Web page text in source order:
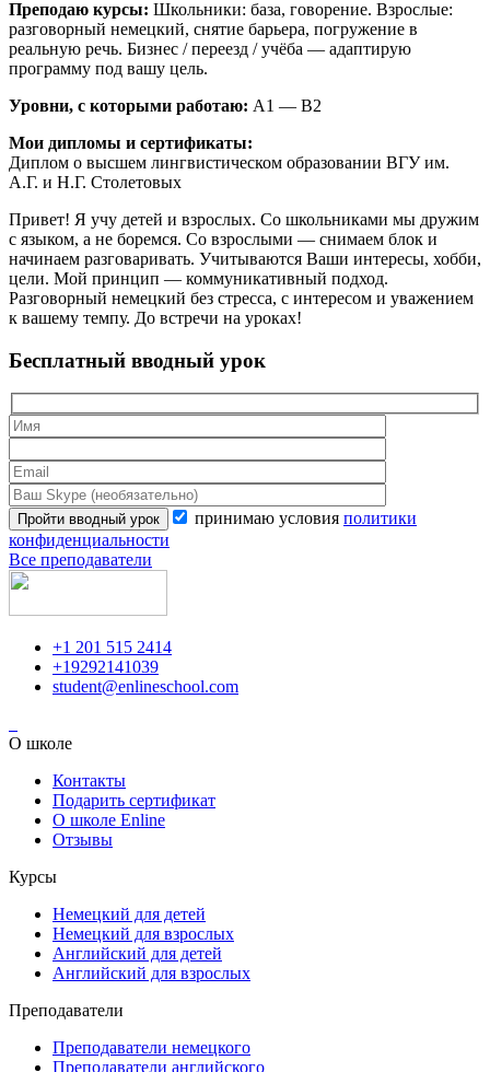
Преподаю курсы: Школьники: база, говорение. Взрослые:
разговорный немецкий, снятие барьера, погружение в
реальную речь. Бизнес / переезд / учёба — адаптирую
программу под вашу цель.
Уровни, с которыми работаю: A1 — B2
Мои дипломы и сертификаты:
Диплом о высшем лингвистическом образовании ВГУ им.
А.Г. и Н.Г. Столетовых
Привет! Я учу детей и взрослых. Со школьниками мы дружим
с языком, а не боремся. Со взрослыми — снимаем блок и
начинаем разговаривать. Учитываются Ваши интересы, хобби,
цели. Мой принцип — коммуникативный подход.
Разговорный немецкий без стресса, с интересом и уважением
к вашему темпу. До встречи на уроках!
Бесплатный вводный урок
принимаю условия политики
конфиденциальности
Все преподаватели
+1 201 515 2414
+19292141039
student@enlineschool.com
О школе
Контакты
Подарить сертификат
О школе Enline
Отзывы
Курсы
Немецкий для детей
Немецкий для взрослых
Английский для детей
Английский для взрослых
Преподаватели
Преподаватели немецкого
Преподаватели английского